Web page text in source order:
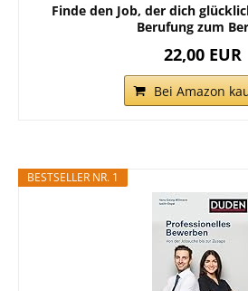
Finde den Job, der dich
Berufung zum
22,00 EUR
Bei Amazon
BESTSELLER NR. 1